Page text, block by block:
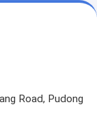
Road, Pudong